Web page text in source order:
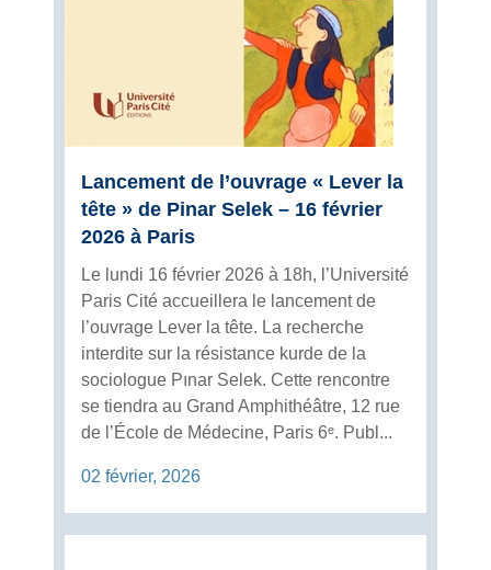
Lancement de l’ouvrage « Lever la
tête » de Pinar Selek – 16 février
2026 à Paris
Le lundi 16 février 2026 à 18h, l’Université
Paris Cité accueillera le lancement de
l’ouvrage Lever la tête. La recherche
interdite sur la résistance kurde de la
sociologue Pınar Selek. Cette rencontre
se tiendra au Grand Amphithéâtre, 12 rue
de l’École de Médecine, Paris 6ᵉ. Publ...
02 février, 2026